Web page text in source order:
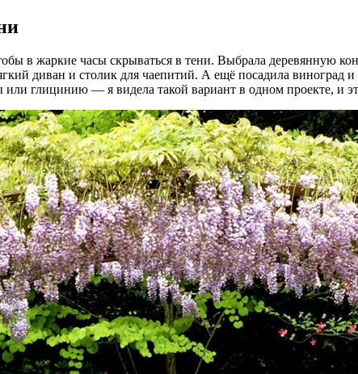
в жаркие часы скрываться в тени. Выбрала деревянную
диван и столик для чаепитий. А ещё посадила
или глицинию — я видела такой вариант в одном проекте, и